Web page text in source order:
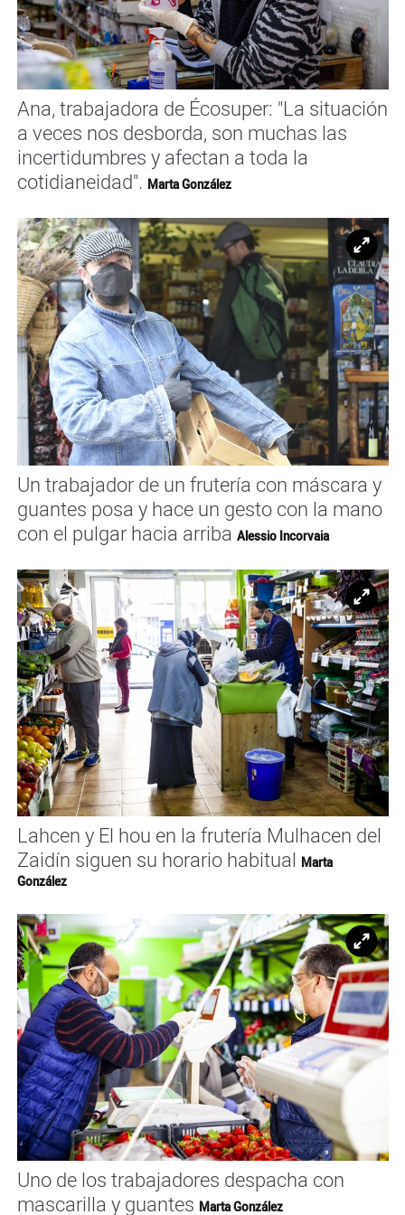
Ana, trabajadora de Écosuper: "La situación
a veces nos desborda, son muchas las
incertidumbres y afectan a toda la
cotidianeidad". Marta González
Un trabajador de un frutería con máscara y
guantes posa y hace un gesto con la mano
con el pulgar hacia arriba Alessio Incorvaia
Lahcen y El hou en la frutería Mulhacen del
Zaidín siguen su horario habitual Marta
González
Uno de los trabajadores despacha con
mascarilla y guantes Marta González